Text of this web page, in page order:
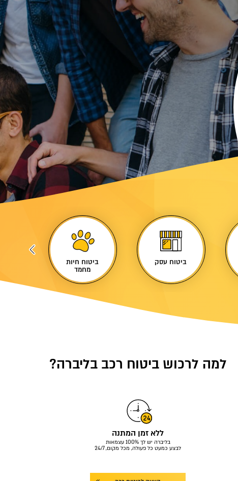
ביטוח עסק
ביטוח חיות
מחמד
למה לרכוש ביטוח רכב בליברה?
ללא זמן המתנה
בליברה יש לך 100% עצמאות
לבצע כמעט כל פעולה, מכל מקום, 24/7